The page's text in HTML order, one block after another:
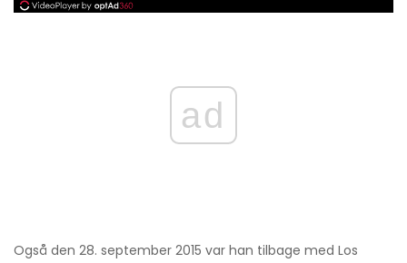
ad
Også den 28. september 2015 var han tilbage med Los